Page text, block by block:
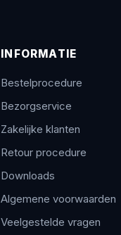
INFORMATIE
Bestelprocedure
Bezorgservice
Zakelijke klanten
Retour procedure
Downloads
Algemene voorwaarden
Veelgestelde vragen